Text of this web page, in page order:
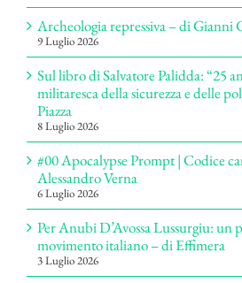
Archeologia repressiva – di Gianni
9 Luglio 2026
Sul libro di Salvatore Palidda: “25
militaresca della sicurezza e delle
Piazza
8 Luglio 2026
#00 Apocalypse Prompt | Codice
Alessandro Verna
6 Luglio 2026
Per Anubi D’Avossa Lussurgiu: un
movimento italiano – di Effimera
3 Luglio 2026